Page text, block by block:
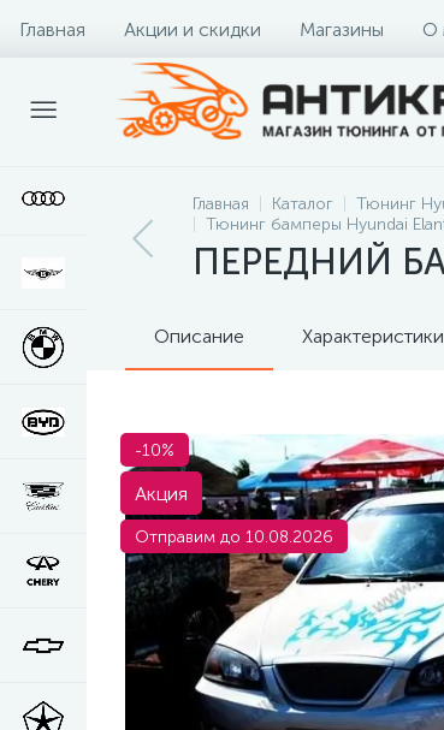
Главная Акции и скидки Магазины О
Главная Каталог Тюнинг
Тюнинг бамперы Hyundai
ПЕРЕДНИЙ
Описание Характеристики
-10%
Акция
Отправим до 10.08.2026